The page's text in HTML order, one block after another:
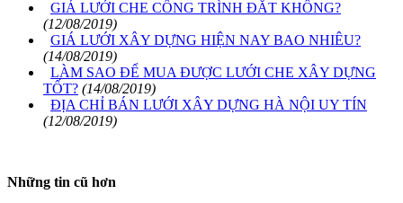
GIÁ LƯỚI CHE CÔNG TRÌNH ĐẮT KHÔNG?
(12/08/2019)
GIÁ LƯỚI XÂY DỰNG HIỆN NAY BAO NHIÊU?
(14/08/2019)
LÀM SAO ĐỂ MUA ĐƯỢC LƯỚI CHE XÂY DỰNG
TỐT? (14/08/2019)
ĐỊA CHỈ BÁN LƯỚI XÂY DỰNG HÀ NỘI UY TÍN
(12/08/2019)
Những tin cũ hơn